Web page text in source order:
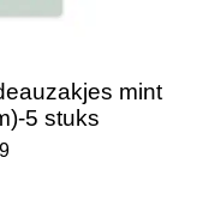
mint
5 stuks